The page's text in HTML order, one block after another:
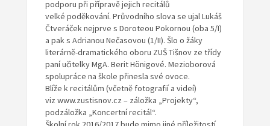
podporu při přípravě jejich recitálů
velké poděkování. Průvodního slova se ujal Lukáš
Čtveráček nejprve s Doroteou Pokornou (oba 5/I)
a pak s Adrianou Nečasovou (1/II). Šlo o žáky
literárně-dramatického oboru ZUŠ Tišnov ze třídy
paní učitelky MgA. Berit Hönigové. Mezioborová
spolupráce na škole přinesla své ovoce.
Blíže k recitálům (včetně fotografií a videí)
viz www.zustisnov.cz – záložka „Projekty“,
podzáložka „Koncertní recitál“.